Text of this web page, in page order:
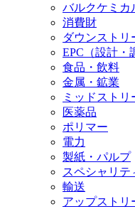
バルクケミカ
消費財
ダウンストリ
EPC（設計・
食品・飲料
金属・鉱業
ミッドストリ
医薬品
ポリマー
電力
製紙・パルプ
スペシャリテ
輸送
アップストリ